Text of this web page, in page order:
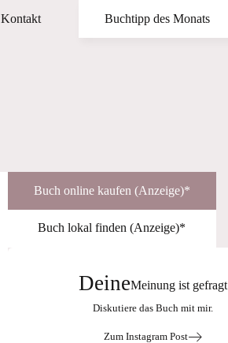
Kontakt Buchtipp des Monats
Buch online kaufen (Anzeige)*
Buch lokal finden (Anzeige)*
DeineMeinung ist gefragt
Diskutiere das Buch mit mir.
Zum Instagram Post